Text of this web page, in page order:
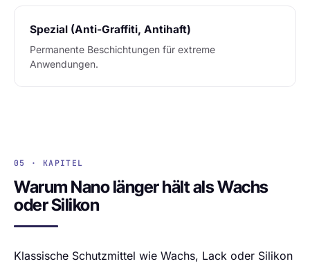
Spezial (Anti-Graffiti, Antihaft)
Permanente Beschichtungen für extreme
Anwendungen.
05 · KAPITEL
Warum Nano länger hält als Wachs
oder Silikon
Klassische Schutzmittel wie Wachs, Lack oder Silikon